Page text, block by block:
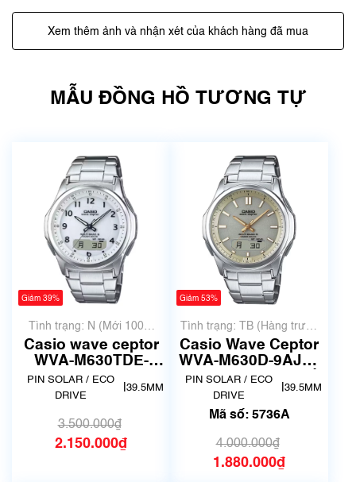
Xem thêm ảnh và nhận xét của khách hàng đã mua
MẪU ĐỒNG HỒ TƯƠNG TỰ
Giảm 39%
Tình trạng: N (Mới 100%
chưa qua sử dụng)
Casio wave ceptor
WVA-M630TDE-
7AJF | Size
39.5mm| Mã số
PIN SOLAR / ECO
DRIVE
39.5MM
3.500.000₫
2.150.000₫
Giảm 53%
Tình trạng: TB (Hàng trưng
bày, thanh lý)
Casio Wave Ceptor
WVA-M630D-9AJF |
size 40mm | Mã số
5736A
PIN SOLAR / ECO
DRIVE
39.5MM
Mã số: 5736A
4.000.000₫
1.880.000₫